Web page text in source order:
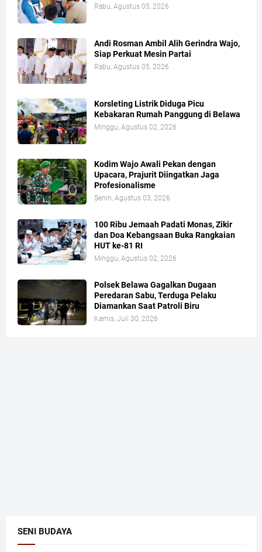
Rabu, Agustus 05, 2026
Andi Rosman Ambil Alih Gerindra Wajo,
Siap Perkuat Mesin Partai
Rabu, Agustus 05, 2026
Korsleting Listrik Diduga Picu
Kebakaran Rumah Panggung di Belawa
Minggu, Agustus 02, 2026
Kodim Wajo Awali Pekan dengan
Upacara, Prajurit Diingatkan Jaga
Profesionalisme
Senin, Agustus 03, 2026
100 Ribu Jemaah Padati Monas, Zikir
dan Doa Kebangsaan Buka Rangkaian
HUT ke-81 RI
Minggu, Agustus 02, 2026
Polsek Belawa Gagalkan Dugaan
Peredaran Sabu, Terduga Pelaku
Diamankan Saat Patroli Biru
Kamis, Juli 30, 2026
SENI BUDAYA